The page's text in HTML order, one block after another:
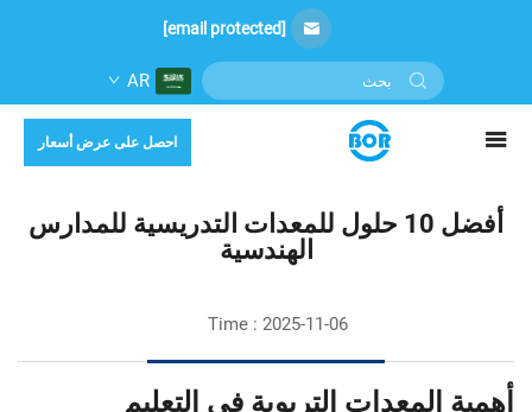
[email protected]
AR
احصل على عرض أسعار
أفضل 10 حلول للمعدات التدريسية للمدارس
الهندسية
Time : 2025-11-06
أهمية المعدات التربوية في التعليم